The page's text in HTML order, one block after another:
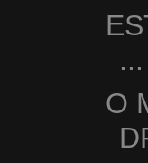
...
O